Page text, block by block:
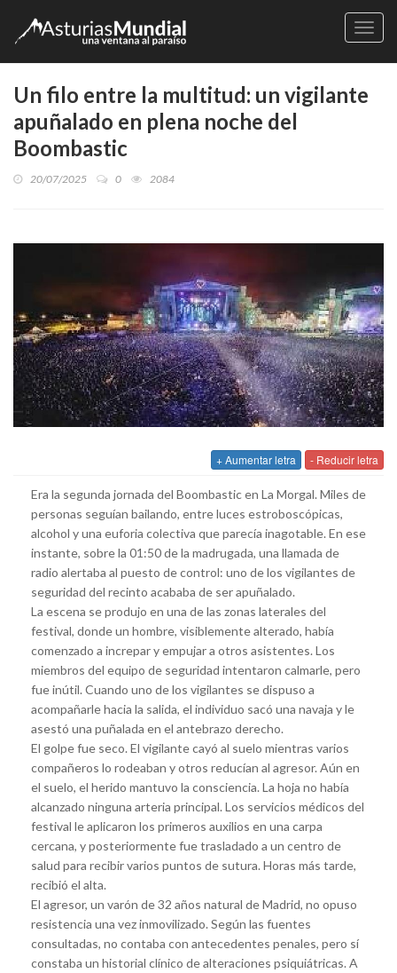
Un filo entre la multitud: un vigilante
apuñalado en plena noche del
Boombastic
20/07/2025 0 2084
+ Aumentar letra - Reducir letra
Era la segunda jornada del Boombastic en La Morgal. Miles de
personas seguían bailando, entre luces estroboscópicas,
alcohol y una euforia colectiva que parecía inagotable. En ese
instante, sobre la 01:50 de la madrugada, una llamada de
radio alertaba al puesto de control: uno de los vigilantes de
seguridad del recinto acababa de ser apuñalado.
La escena se produjo en una de las zonas laterales del
festival, donde un hombre, visiblemente alterado, había
comenzado a increpar y empujar a otros asistentes. Los
miembros del equipo de seguridad intentaron calmarle, pero
fue inútil. Cuando uno de los vigilantes se dispuso a
acompañarle hacia la salida, el individuo sacó una navaja y le
asestó una puñalada en el antebrazo derecho.
El golpe fue seco. El vigilante cayó al suelo mientras varios
compañeros lo rodeaban y otros reducían al agresor. Aún en
el suelo, el herido mantuvo la consciencia. La hoja no había
alcanzado ninguna arteria principal. Los servicios médicos del
festival le aplicaron los primeros auxilios en una carpa
cercana, y posteriormente fue trasladado a un centro de
salud para recibir varios puntos de sutura. Horas más tarde,
recibió el alta.
El agresor, un varón de 32 años natural de Madrid, no opuso
resistencia una vez inmovilizado. Según las fuentes
consultadas, no contaba con antecedentes penales, pero sí
constaba un historial clínico de alteraciones psiquiátricas. A